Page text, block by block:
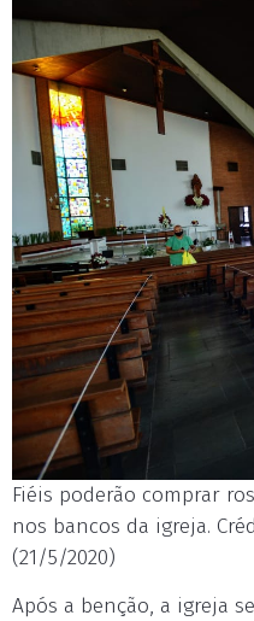
Fiéis poderão comprar
nos bancos da igreja.
(21/5/2020)
Após a benção, a igreja